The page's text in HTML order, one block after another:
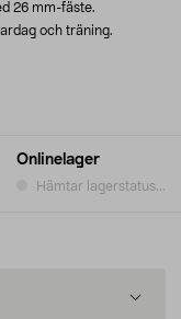
Onlinelager
Hämtar lagerstatus...
26 mm-fäste.
och träning.